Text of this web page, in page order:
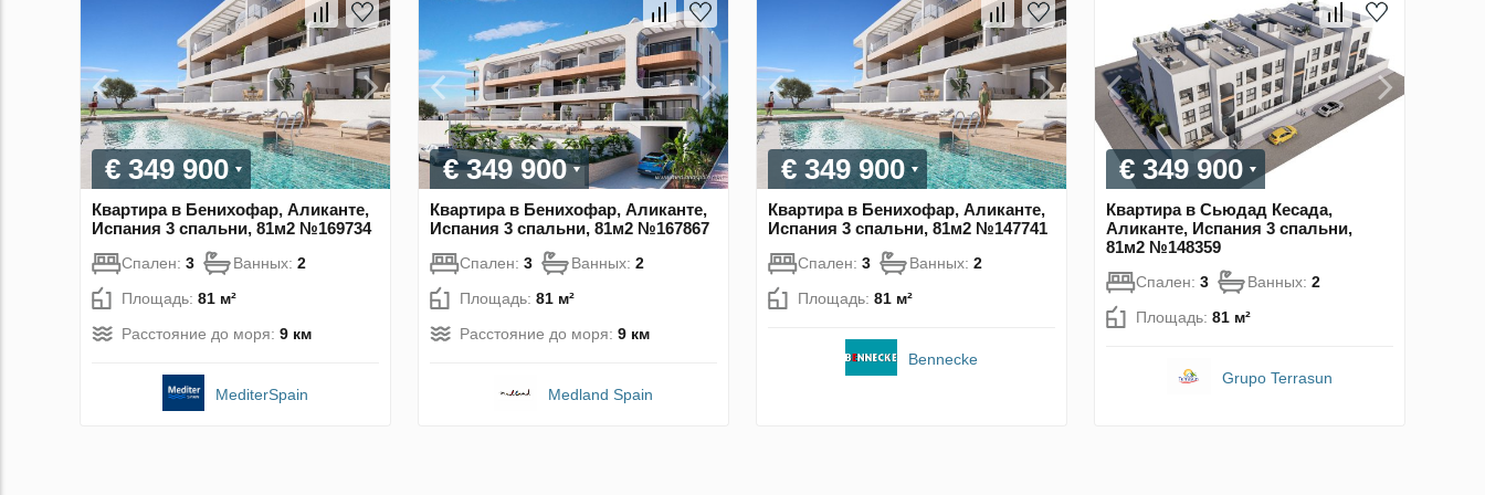
€ 349 900
Квартира в Бенихофар, Аликанте,
Испания 3 спальни, 81м2 №169734
Спален: 3 Ванных: 2
Площадь: 81 м²
Расстояние до моря: 9 км
MediterSpain
€ 349 900
Квартира в Бенихофар, Аликанте,
Испания 3 спальни, 81м2 №167867
Спален: 3 Ванных: 2
Площадь: 81 м²
Расстояние до моря: 9 км
Medland Spain
€ 349 900
Квартира в Бенихофар, Аликанте,
Испания 3 спальни, 81м2 №147741
Спален: 3 Ванных: 2
Площадь: 81 м²
Bennecke
€ 349 900
Квартира в Сьюдад Кесада,
Аликанте, Испания 3 спальни,
81м2 №148359
Спален: 3 Ванных: 2
Площадь: 81 м²
Grupo Terrasun